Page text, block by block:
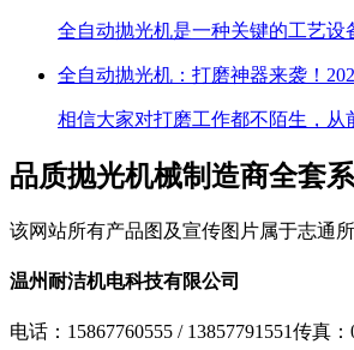
全自动抛光机是一种关键的工艺
全自动抛光机：打磨神器来袭！
相信大家对打磨工作都不陌生，
品质抛光机械制造商全套
该网站所有产品图及宣传图片属于志通
温州耐洁机电科技有限公司
电话：15867760555 / 13857791551传真：